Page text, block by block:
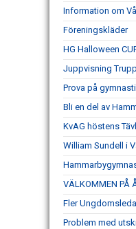
Information om
Föreningskläder
HG Halloween
Juppvisning Trupp
Prova på
Bli en del av
KvAG höstens
William Sundell i
VÄLKOMMEN PÅ
Fler
Problem med